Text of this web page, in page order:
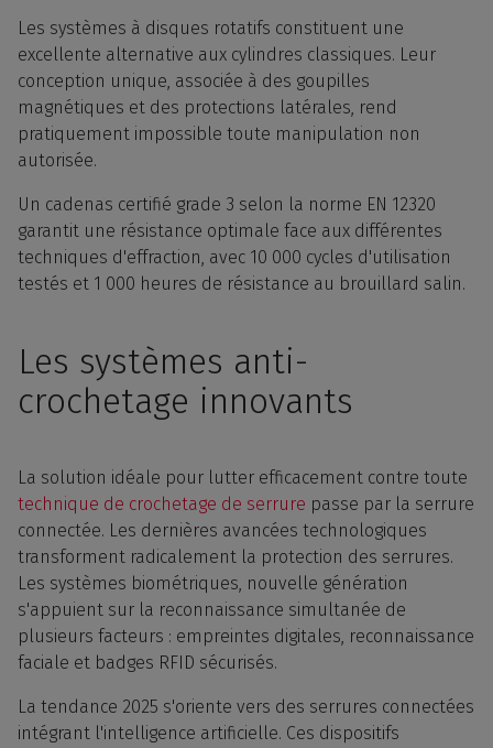
Les systèmes à disques rotatifs constituent une
excellente alternative aux cylindres classiques. Leur
conception unique, associée à des goupilles
magnétiques et des protections latérales, rend
pratiquement impossible toute manipulation non
autorisée.
Un cadenas certifié grade 3 selon la norme EN 12320
garantit une résistance optimale face aux différentes
techniques d'effraction, avec 10 000 cycles d'utilisation
testés et 1 000 heures de résistance au brouillard salin.
Les systèmes anti-
crochetage innovants
La solution idéale pour lutter efficacement contre toute
technique de crochetage de serrure passe par la serrure
connectée. Les dernières avancées technologiques
transforment radicalement la protection des serrures.
Les systèmes biométriques, nouvelle génération
s'appuient sur la reconnaissance simultanée de
plusieurs facteurs : empreintes digitales, reconnaissance
faciale et badges RFID sécurisés.
La tendance 2025 s'oriente vers des serrures connectées
intégrant l'intelligence artificielle. Ces dispositifs